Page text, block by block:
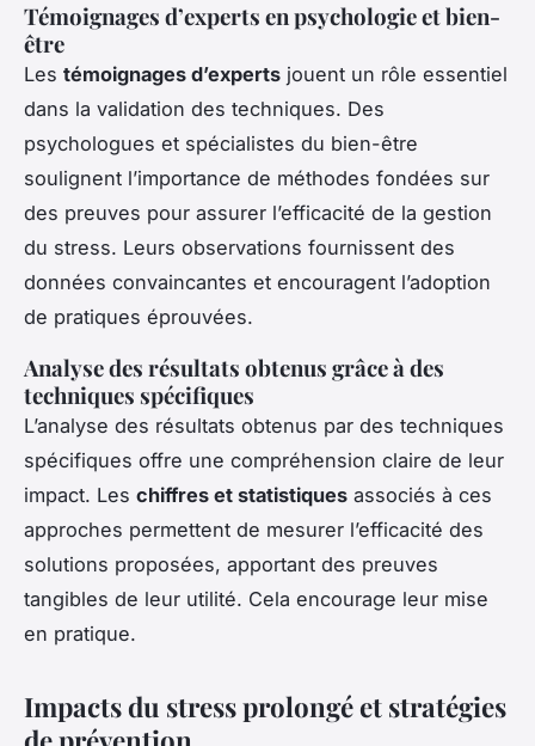
Témoignages d’experts en psychologie et bien-
être
Les témoignages d’experts jouent un rôle essentiel
dans la validation des techniques. Des
psychologues et spécialistes du bien-être
soulignent l’importance de méthodes fondées sur
des preuves pour assurer l’efficacité de la gestion
du stress. Leurs observations fournissent des
données convaincantes et encouragent l’adoption
de pratiques éprouvées.
Analyse des résultats obtenus grâce à des
techniques spécifiques
L’analyse des résultats obtenus par des techniques
spécifiques offre une compréhension claire de leur
impact. Les chiffres et statistiques associés à ces
approches permettent de mesurer l’efficacité des
solutions proposées, apportant des preuves
tangibles de leur utilité. Cela encourage leur mise
en pratique.
Impacts du stress prolongé et stratégies